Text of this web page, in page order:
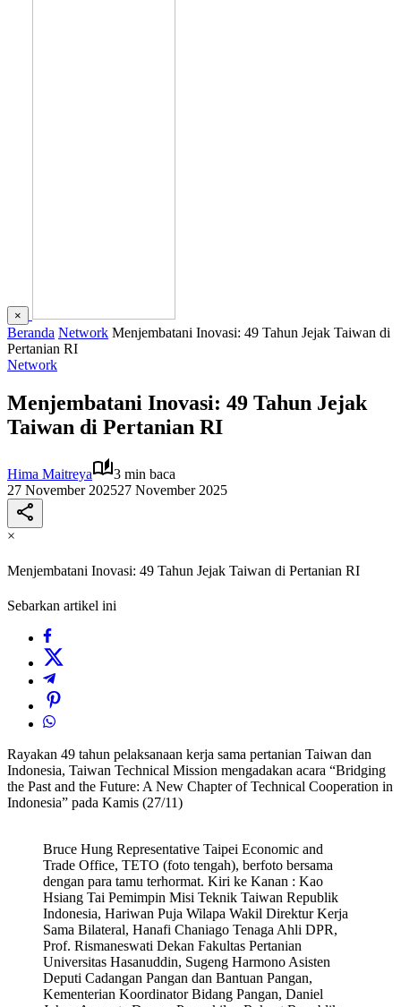
×
Beranda Network Menjembatani Inovasi: 49 Tahun Jejak Taiwan di
Pertanian RI
Network
Menjembatani Inovasi: 49 Tahun Jejak
Taiwan di Pertanian RI
Hima Maitreya
3 min baca
27 November 202527 November 2025
×
Menjembatani Inovasi: 49 Tahun Jejak Taiwan di Pertanian RI
Sebarkan artikel ini
Rayakan 49 tahun pelaksanaan kerja sama pertanian Taiwan dan
Indonesia, Taiwan Technical Mission mengadakan acara “Bridging
the Past and the Future: A New Chapter of Technical Cooperation in
Indonesia” pada Kamis (27/11)
Bruce Hung Representative Taipei Economic and
Trade Office, TETO (foto tengah), berfoto bersama
dengan para tamu terhormat. Kiri ke Kanan : Kao
Hsiang Tai Pemimpin Misi Teknik Taiwan Republik
Indonesia, Hariwan Puja Wilapa Wakil Direktur Kerja
Sama Bilateral, Hanafi Chaniago Tenaga Ahli DPR,
Prof. Rismaneswati Dekan Fakultas Pertanian
Universitas Hasanuddin, Sugeng Harmono Asisten
Deputi Cadangan Pangan dan Bantuan Pangan,
Kementerian Koordinator Bidang Pangan, Daniel